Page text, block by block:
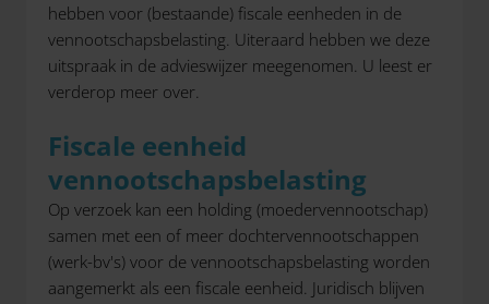
hebben voor (bestaande) fiscale eenheden in de
vennootschapsbelasting. Uiteraard hebben we deze
uitspraak in de advieswijzer meegenomen. U leest er
verderop meer over.
Fiscale eenheid
vennootschapsbelasting
Op verzoek kan een holding (moedervennootschap)
samen met een of meer dochtervennootschappen
(werk-bv's) voor de vennootschapsbelasting worden
aangemerkt als een fiscale eenheid. Juridisch blijven